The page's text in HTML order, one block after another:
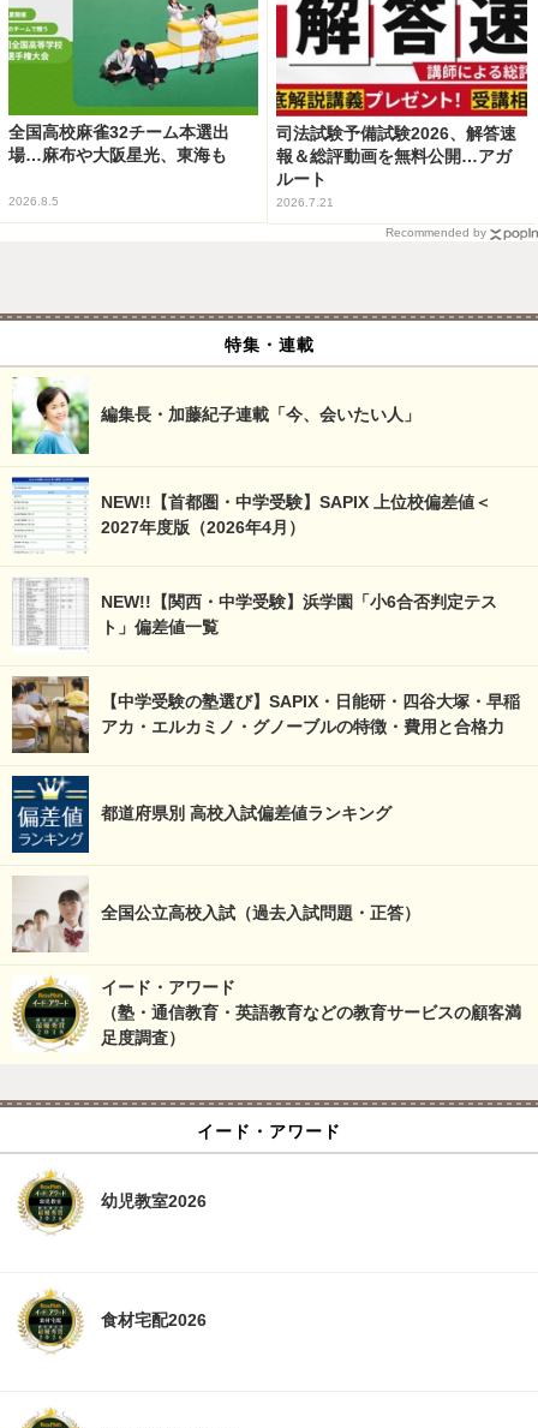
全国高校麻雀32チーム本選出
場…麻布や大阪星光、東海も
2026.8.5
司法試験予備試験2026、解答速
報＆総評動画を無料公開…アガ
ルート
2026.7.21
Recommended by
特集・連載
編集長・加藤紀子連載「今、会いたい人」
NEW!!【首都圏・中学受験】SAPIX 上位校偏差値＜
2027年度版（2026年4月）
NEW!!【関西・中学受験】浜学園「小6合否判定テス
ト」偏差値一覧
【中学受験の塾選び】SAPIX・日能研・四谷大塚・早稲
アカ・エルカミノ・グノーブルの特徴・費用と合格力
都道府県別 高校入試偏差値ランキング
全国公立高校入試（過去入試問題・正答）
イード・アワード
（塾・通信教育・英語教育などの教育サービスの顧客満
足度調査）
イード・アワード
幼児教室2026
食材宅配2026